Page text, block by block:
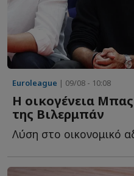
Euroleague | 09/08 - 10:08
Η οικογένεια
της Βιλερμπάν